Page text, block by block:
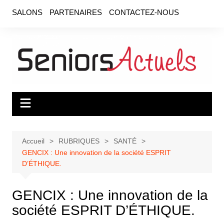
SALONS PARTENAIRES CONTACTEZ-NOUS
Accueil RUBRIQUES
SANTÉ
GENCIX : Une innovation de la société ESPRIT
D’ÉTHIQUE.
GENCIX : Une innovation de la
société ESPRIT D’ÉTHIQUE.